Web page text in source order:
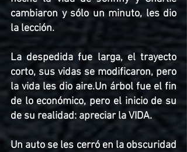
cambiaron y sólo un minuto, les dio
la lección.
La despedida fue larga, el trayecto
corto, sus vidas se modificaron, pero
la vida les dio aire.Un árbol fue el fin
de lo económico, pero el inicio de su
de su realidad: apreciar la VIDA.
Un auto se les cerró en la obscuridad